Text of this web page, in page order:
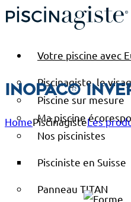
Votre piscine avec
Piscinagiste, le
Piscine sur mesure
Ma piscine
Nos piscinistes
Pisciniste en Suisse
Panneau TITAN
Inopac®
HomePiscinagisteLes